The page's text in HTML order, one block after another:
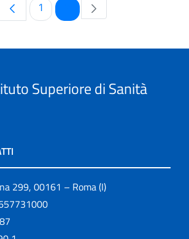
Pagina
1 Pagina
Superiore di Sanità
299, 00161 – Roma (I)